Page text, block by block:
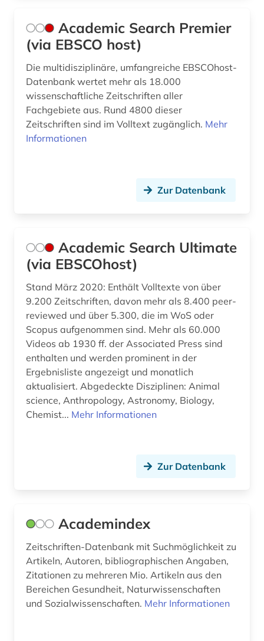
biografin (1)
biologie (4)
biowissenschaften (1)
bodennutzung (1)
book e (2)
branche (4)
branchenanalyse (3)
branchenberichte (3)
branchendaten (1)
brancheninformation (1)
brandschutz (3)
braunkohle (1)
briefkastengesellschaft (1)
british academy (1)
Academic Search Premier
(via EBSCO host)
Die multidisziplinäre, umfangreiche EBSCOhost-
Datenbank wertet mehr als 18.000
wissenschaftliche Zeitschriften aller
Fachgebiete aus. Rund 4800 dieser
Zeitschriften sind im Volltext zugänglich. Mehr
Informationen
Zur Datenbank
Academic Search Ultimate
(via EBSCOhost)
Stand März 2020: Enthält Volltexte von über
9.200 Zeitschriften, davon mehr als 8.400 peer-
reviewed und über 5.300, die im WoS oder
Scopus aufgenommen sind. Mehr als 60.000
Videos ab 1930 ff. der Associated Press sind
enthalten und werden prominent in der
Ergebnisliste angezeigt und monatlich
aktualisiert. Abgedeckte Disziplinen: Animal
science, Anthropology, Astronomy, Biology,
Chemist... Mehr Informationen
Zur Datenbank
Academindex
Zeitschriften-Datenbank mit Suchmöglichkeit zu
Artikeln, Autoren, bibliographischen Angaben,
Zitationen zu mehreren Mio. Artikeln aus den
Bereichen Gesundheit, Naturwissenschaften
und Sozialwissenschaften. Mehr Informationen